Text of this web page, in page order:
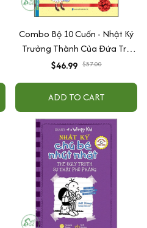
Combo Bộ 10 Cuốn - Nhật Ký
Trưởng Thành Của Đứa Trẻ
Ngoan (Hộp)
$46.99 $57.00
ADD TO CART